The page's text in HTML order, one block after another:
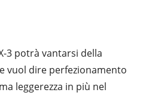
3 potrà vantarsi della
vuol dire perfezionamento
leggerezza in più nel